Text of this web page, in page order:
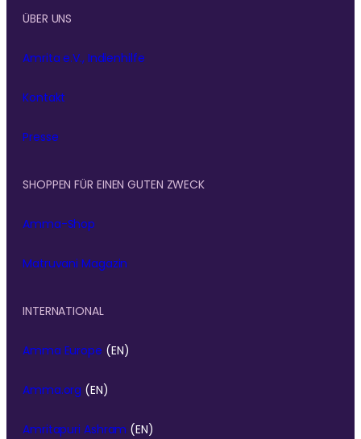
ÜBER UNS
Amrita e.V., Indienhilfe
Kontakt
Presse
SHOPPEN FÜR EINEN GUTEN ZWECK
Amma-Shop
Matruvani Magazin
INTERNATIONAL
Amma Europe (EN)
Amma.org (EN)
Amritapuri Ashram (EN)